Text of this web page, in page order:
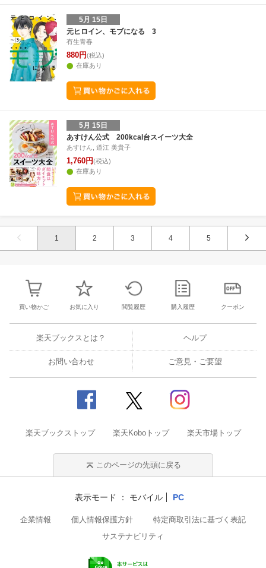
5月 15日
元ヒロイン、モブになる 3
有生青春
880円(税込)
在庫あり
5月 15日
あすけん公式 200kcal台スイーツ大全
あすけん, 道江 美貴子
1,760円(税込)
在庫あり
1 2 3 4 5
買い物かご お気に入り 閲覧履歴 購入履歴 クーポン
楽天ブックスとは？ ヘルプ
お問い合わせ ご意見・ご要望
楽天ブックストップ 楽天Koboトップ 楽天市場トップ
このページの先頭に戻る
表示モード モバイル PC
企業情報 個人情報保護方針
特定商取引法に基づく表記
サステナビリティ